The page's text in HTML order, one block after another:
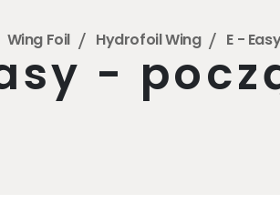
Wing Foil Hydrofoil Wing E -
-